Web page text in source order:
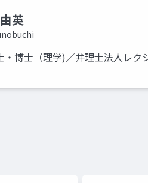
英
・博士（理学)／弁理士法人レク